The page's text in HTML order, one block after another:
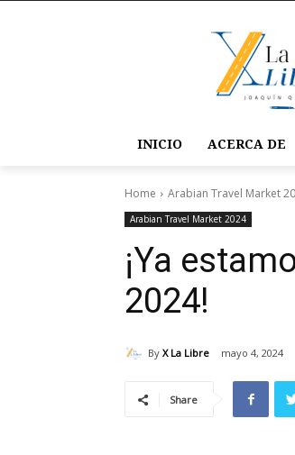
INICIO ACERCA DE
Home Arabian Travel Market
Arabian Travel Market 2024
¡Ya
2024!
By X La Libre mayo 4, 2024
Share